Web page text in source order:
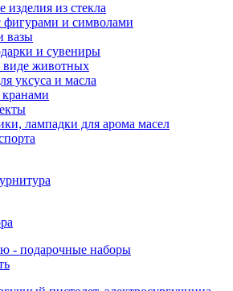
из стекла
фигурами и символами
вазы
и сувениры
виде животных
уксуса и масла
лампадки для арома масел
- подарочные наборы